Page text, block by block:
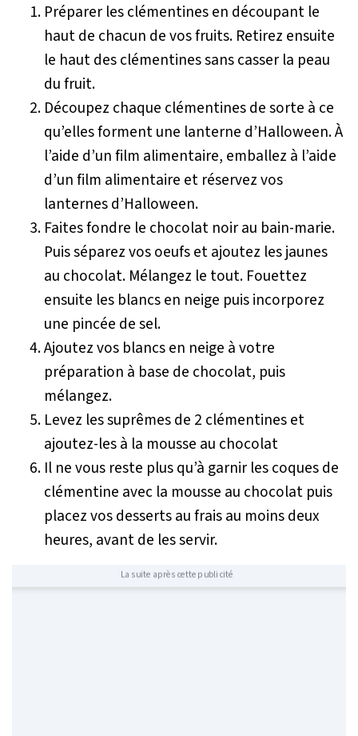
Préparer les clémentines en découpant le
haut de chacun de vos fruits. Retirez ensuite
le haut des clémentines sans casser la peau
du fruit.
Découpez chaque clémentines de sorte à ce
qu’elles forment une lanterne d’Halloween. À
l’aide d’un film alimentaire, emballez à l’aide
d’un film alimentaire et réservez vos
lanternes d’Halloween.
Faites fondre le chocolat noir au bain-marie.
Puis séparez vos oeufs et ajoutez les jaunes
au chocolat. Mélangez le tout. Fouettez
ensuite les blancs en neige puis incorporez
une pincée de sel.
Ajoutez vos blancs en neige à votre
préparation à base de chocolat, puis
mélangez.
Levez les suprêmes de 2 clémentines et
ajoutez-les à la mousse au chocolat
Il ne vous reste plus qu’à garnir les coques de
clémentine avec la mousse au chocolat puis
placez vos desserts au frais au moins deux
heures, avant de les servir.
La suite après cette publicité